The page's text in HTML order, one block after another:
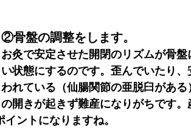
②骨盤の調整をします。
お灸で安定させた開閉のリズムが骨盤
い状態にするのです。歪んでいたり、
われている（仙腸関節の亜脱臼がある
の開きが起きず難産になりがちです。
ントになりますね。